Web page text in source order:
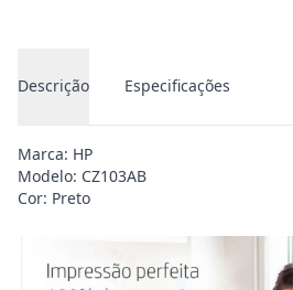
Descrição Especificações
Marca: HP
Modelo: CZ103AB
Cor: Preto